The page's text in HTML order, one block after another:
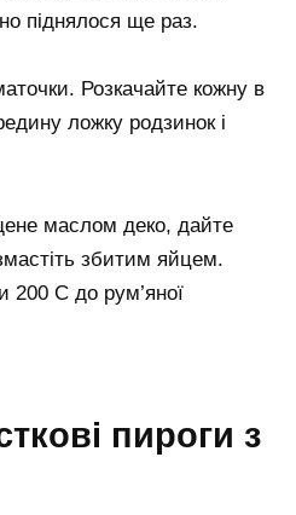
піднялося ще раз.
Розкачайте кожну в
ложку родзинок і
маслом деко, дайте
збитим яйцем.
200 С до рум’яної
пироги з